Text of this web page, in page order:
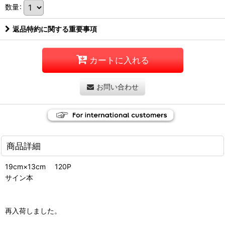
数量:
返品特約に関する重要事項
カートに入れる
お問い合わせ
商品詳細
19cm×13cm 120P
サイン本
再入荷しました。